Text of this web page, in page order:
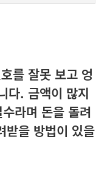
를 잘못 보고 엉
다. 금액이 많지
라며 돈을 돌려
받을 방법이 있을